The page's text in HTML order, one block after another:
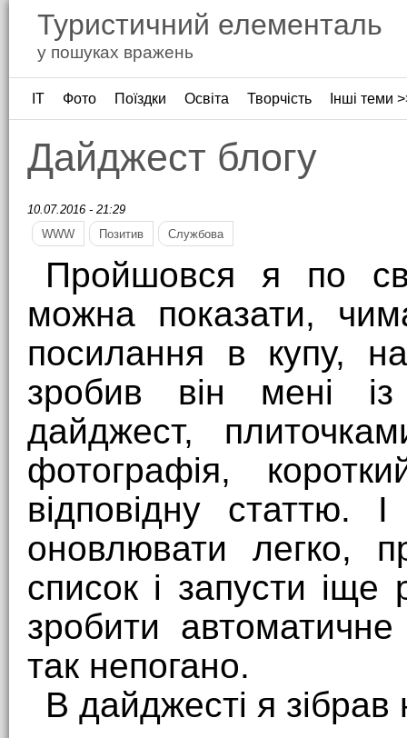
Туристичний елементаль
у пошуках вражень
ІТ Фото Поїздки Освіта Творчість Інші теми
Дайджест блогу
10.07.2016 - 21:29
WWW
Позитив Службова
Пройшовся я по
можна показати,
посилання в купу,
зробив він мені
дайджест,
фотографія,
відповідну
оновлювати легко,
список і запусти
зробити
так непогано.
В дайджесті я зібрав